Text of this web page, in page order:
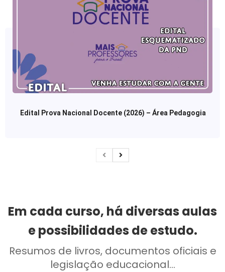
Edital Prova Nacional Docente (2026) – Área Pedagogia
Em cada curso, há diversas aulas
e possibilidades de estudo.
Resumos de livros, documentos oficiais e
legislação educacional...